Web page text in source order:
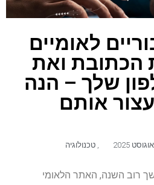
לאומיים
הכתובת ואת
שלך – הנה
אותם
טכנולוגיה
רוב השנה, האתר הלאומי